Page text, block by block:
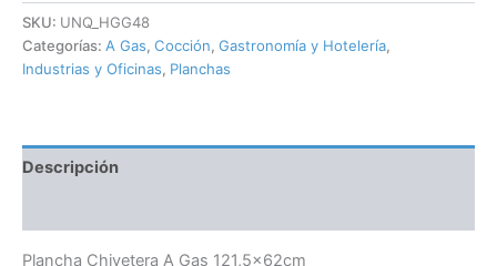
SKU: UNQ_HGG48
Categorías: A Gas, Cocción, Gastronomía y Hotelería,
Industrias y Oficinas, Planchas
Descripción
Plancha Chivetera A Gas 121,5x62cm